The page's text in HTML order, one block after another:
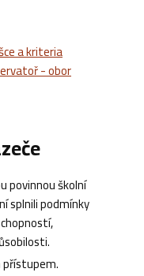
a kriteria
- obor
povinnou školní
splnili podmínky